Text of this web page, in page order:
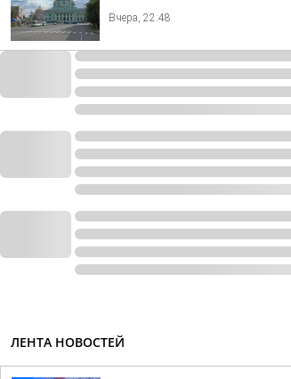
Вчера, 22:48
ЛЕНТА НОВОСТЕЙ